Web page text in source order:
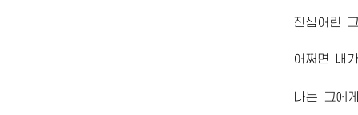
진심어린
어쩌면 내
나는 그에